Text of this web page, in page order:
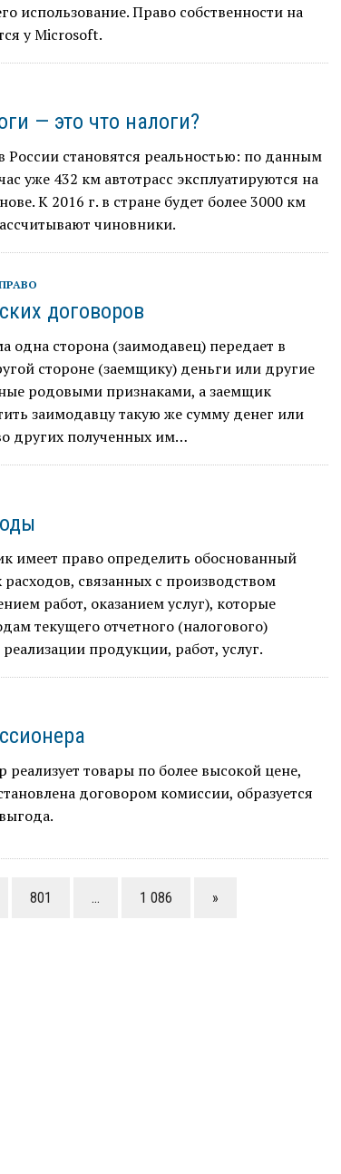
использование. Право собственности на
у Microsoft.
— это что налоги?
России становятся реальностью: по данным
уже 432 км автотрасс эксплуатируются на
К 2016 г. в стране будет более 3000 км
чиновники.
договоров
одна сторона (заимодавец) передает в
стороне (заемщи­ку) деньги или другие
родо­выми признаками, а заемщик
заимодавцу такую же сумму денег или
других полученных им…
имеет право определить обоснованный
связанных с производством
работ, оказанием услуг), которые
текущего отчетного (налогового)
продукции, работ, услуг.
реализует товары по более высокой цене,
договором комиссии, образуется
801 … 1 086 »